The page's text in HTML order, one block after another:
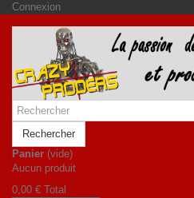
Connexion
Rechercher
Panier (vide)
Aucun produit
0,00 € Total